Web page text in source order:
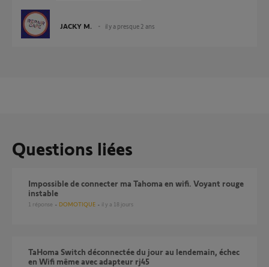
JACKY M. il y a presque 2 ans
Questions liées
Impossible de connecter ma Tahoma en wifi. Voyant rouge
instable
1 réponse DOMOTIQUE il y a 18 jours
TaHoma Switch déconnectée du jour au lendemain, échec
en Wifi même avec adapteur rj45